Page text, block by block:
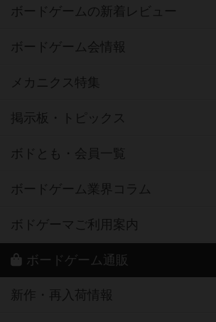
ボードゲームの新着レビュー
ボードゲーム会情報
メカニクス特集
掲示板・トピックス
ボドとも・会員一覧
ボードゲーム業界コラム
ボドゲーマご利用案内
ボードゲーム通販
新作・再入荷情報